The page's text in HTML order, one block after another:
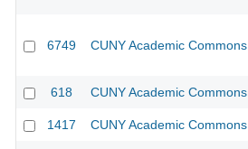
6749 CUNY Academic Commons
618 CUNY Academic Commons
1417 CUNY Academic Commons